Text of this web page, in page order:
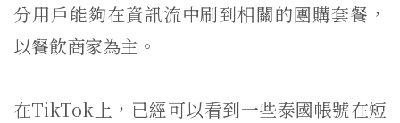
分用戶能夠在資訊流中刷到相關的團購套餐，
以餐飲商家為主。
在TikTok上，已經可以看到一些泰國帳號在短